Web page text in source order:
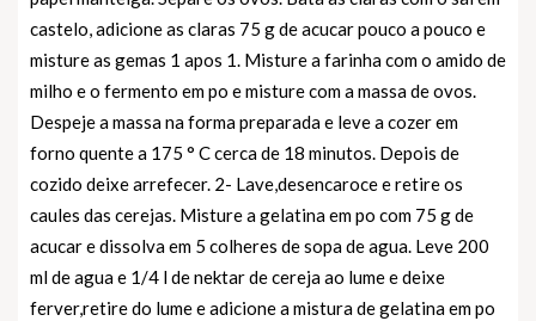
castelo, adicione as claras 75 g de acucar pouco a pouco e
misture as gemas 1 apos 1. Misture a farinha com o amido de
milho e o fermento em po e misture com a massa de ovos.
Despeje a massa na forma preparada e leve a cozer em
forno quente a 175 ° C cerca de 18 minutos. Depois de
cozido deixe arrefecer. 2- Lave,desencaroce e retire os
caules das cerejas. Misture a gelatina em po com 75 g de
acucar e dissolva em 5 colheres de sopa de agua. Leve 200
ml de agua e 1/4 l de nektar de cereja ao lume e deixe
ferver,retire do lume e adicione a mistura de gelatina em po